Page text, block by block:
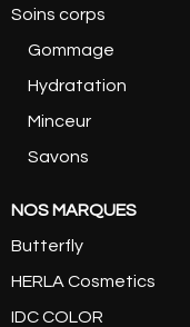
Soins corps
Gommage
Hydratation
Minceur
Savons
NOS MARQUES
Butterfly
HERLA Cosmetics
IDC COLOR